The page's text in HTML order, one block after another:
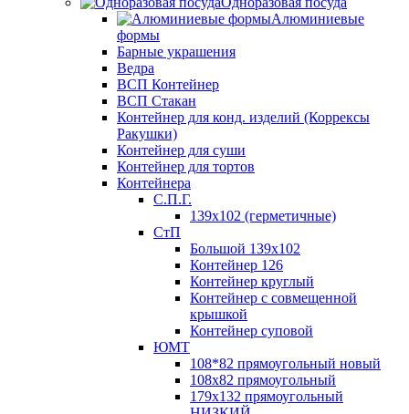
Алюминиевые
формы
Барные украшения
Ведра
ВСП Контейнер
ВСП Стакан
Контейнер для конд. изделий (Коррексы
Ракушки)
Контейнер для суши
Контейнер для тортов
Контейнера
С.П.Г.
139х102 (герметичные)
СтП
Большой 139х102
Контейнер 126
Контейнер круглый
Контейнер с совмещенной
крышкой
Контейнер суповой
ЮМТ
108*82 прямоугольный новый
108х82 прямоугольный
179х132 прямоугольный